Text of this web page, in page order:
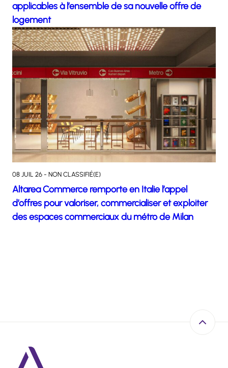
applicables à l’ensemble de sa nouvelle offre de
logement
08 JUIL 26 - NON CLASSIFIÉ(E)
Altarea Commerce remporte en Italie l’appel
d’offres pour valoriser, commercialiser et exploiter
des espaces commerciaux du métro de Milan
Retour